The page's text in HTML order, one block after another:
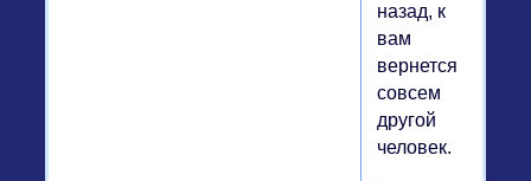
назад, к
вам
вернется
совсем
другой
человек.